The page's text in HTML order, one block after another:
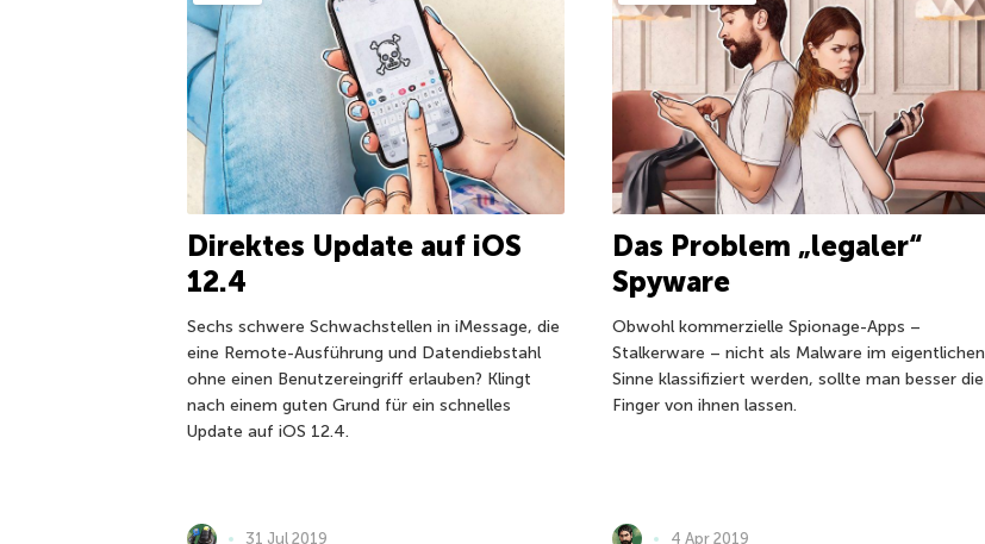
Direktes Update auf iOS
12.4
Sechs schwere Schwachstellen in iMessage, die
eine Remote-Ausführung und Datendiebstahl
ohne einen Benutzereingriff erlauben? Klingt
nach einem guten Grund für ein schnelles
Update auf iOS 12.4.
31 Jul 2019
Das Problem „legaler“
Spyware
Obwohl kommerzielle Spionage-Apps –
Stalkerware – nicht als Malware im eigentlichen
Sinne klassifiziert werden, sollte man besser die
Finger von ihnen lassen.
4 Apr 2019